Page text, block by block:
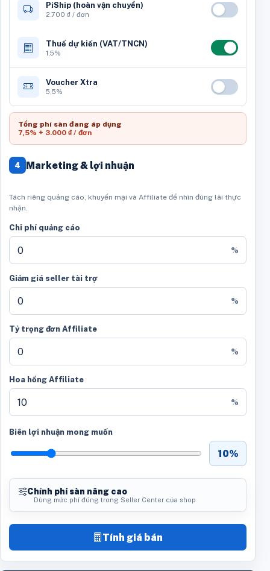
PiShip (hoàn vận chuyển)
2.700 ₫ / đơn
Thuế dự kiến (VAT/TNCN)
1,5%
Voucher Xtra
5,5%
Tổng phí sàn đang áp dụng
7,5% + 3.000 ₫ / đơn
4 Marketing & lợi nhuận
Tách riêng quảng cáo, khuyến mại và Affiliate để nhìn đúng lãi thực
nhận.
Chi phí quảng cáo
%
Giảm giá seller tài trợ
%
Tỷ trọng đơn Affiliate
%
Hoa hồng Affiliate
%
Biên lợi nhuận mong muốn
10%
Chỉnh phí sàn nâng cao
Dùng mức phí đúng trong Seller Center của shop
Tính giá bán